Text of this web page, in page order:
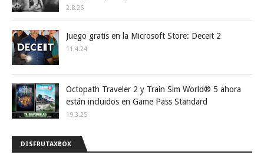
2.8.26
Juego gratis en la Microsoft Store: Deceit 2
11.4.24
Octopath Traveler 2 y Train Sim World® 5 ahora
están incluidos en Game Pass Standard
19.3.25
DISFRUTAXBOX